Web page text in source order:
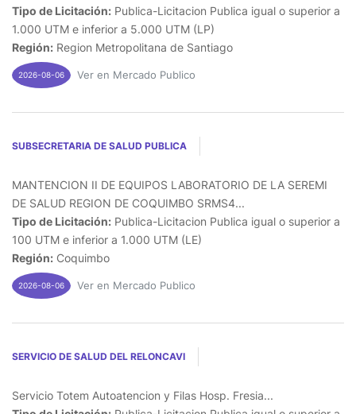
Tipo de Licitación: Publica-Licitacion Publica igual o superior a
1.000 UTM e inferior a 5.000 UTM (LP)
Región: Region Metropolitana de Santiago
2026-08-06 Ver en Mercado Publico
SUBSECRETARIA DE SALUD PUBLICA
MANTENCION II DE EQUIPOS LABORATORIO DE LA SEREMI
DE SALUD REGION DE COQUIMBO SRMS4...
Tipo de Licitación: Publica-Licitacion Publica igual o superior a
100 UTM e inferior a 1.000 UTM (LE)
Región: Coquimbo
2026-08-06 Ver en Mercado Publico
SERVICIO DE SALUD DEL RELONCAVI
Servicio Totem Autoatencion y Filas Hosp. Fresia...